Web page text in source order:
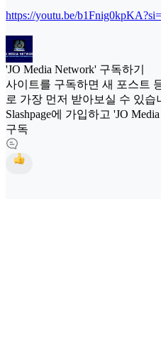
https://youtu.be/
'JO Media Network' 구독하기
사이트를 구독하면 새 포스트
로 가장 먼저 받아보실 수 있습
Slashpage에 가입하고 'JO
구독